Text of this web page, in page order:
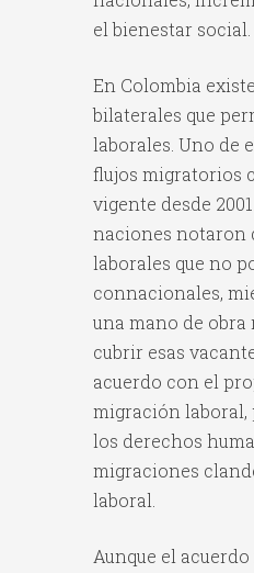
el bienestar social.
En Colombia
bilaterales que
laborales. Uno de
flujos migratorios
vigente desde
naciones notaron
laborales que no
connacionales,
una mano de
cubrir esas
acuerdo con el
migración laboral,
los derechos
migraciones
laboral.
Aunque el